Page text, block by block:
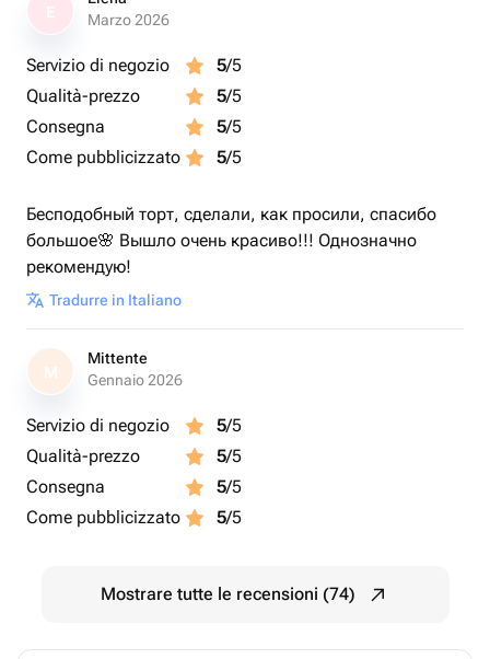
Marzo 2026
Servizio di negozio 5/5
Qualità-prezzo
5/5
Consegna
5/5
Come pubblicizzato
5/5
Бесподобный торт, сделали, как просили, спасибо
большое🌸 Вышло очень красиво!!! Однозначно
рекомендую!
Tradurre in Italiano
M
Mittente
Gennaio 2026
Servizio di negozio 5/5
Qualità-prezzo
5/5
Consegna
5/5
Come pubblicizzato
5/5
Mostrare tutte le recensioni (74)